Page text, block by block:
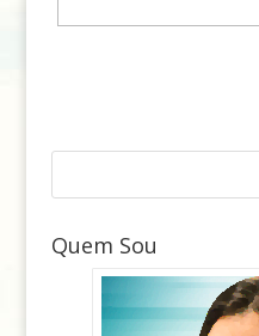
Quem Sou